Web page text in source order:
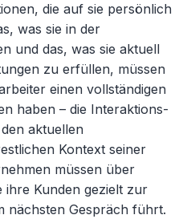
die auf sie persönlich
was sie in der
und das, was sie aktuell
zu erfüllen, müssen
einen vollständigen
haben – die Interaktions-
aktuellen
Kontext seiner
müssen über
ihre Kunden gezielt zur
nächsten Gespräch führt.